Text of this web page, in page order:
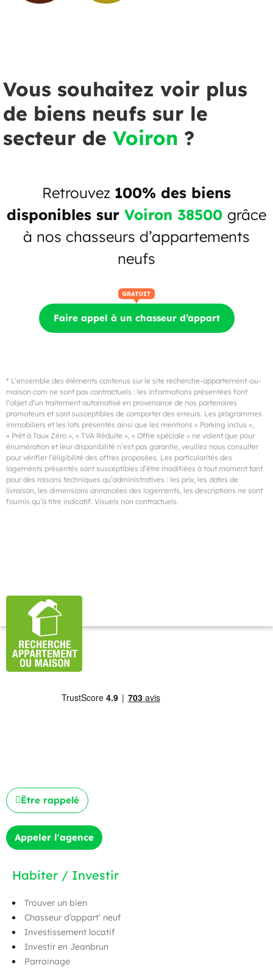
Vous souhaitez voir plus
de biens neufs sur le
secteur de Voiron ?
Retrouvez 100% des biens
disponibles sur Voiron 38500 grâce
à nos chasseurs d’appartements
neufs
Faire appel à un chasseur d’appart
* L’ensemble des éléments contenus sur le site recherche-appartement-ou-
maison.com ne sont pas contractuels : les informations présentées font
l’objet d’un traitement automatisé en provenance de nos partenaires
promoteurs et sont susceptibles de comporter des erreurs. Les programmes
immobiliers et les lots présentés ainsi que les mentions « Parking inclus »,
« Prêt à Taux Zéro », « TVA Réduite », « Offre spéciale » ne valent que pour
énumération et leur disponibilité n’est pas garantie, veuillez nous consulter
pour vérifier l’éligibilité des offres proposées. Les particularités des
logements présentés sont susceptibles d’être modifiées à tout moment tant
pour des raisons techniques qu’administratives : les prix, les dates de
livraison, les dimensions annoncées des logements, les descriptions ne sont
fournis qu’à titre indicatif. Visuels non contractuels.
Être rappelé
Appeler l'agence
Habiter / Investir
Trouver un bien
Chasseur d’appart’ neuf
Investissement locatif
Investir en Jeanbrun
Parrainage